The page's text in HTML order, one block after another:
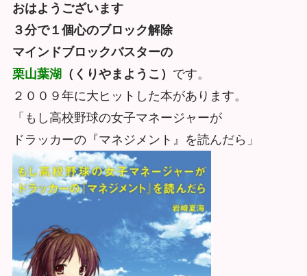
おはようございます
３分で１個心のブロック解除
マインドブロックバスターの
栗山葉湖 （くりやまようこ） です。
２００９年に大ヒットした本があります。
「もし高校野球の女子マネージャーが
ドラッカーの『マネジメント』を読んだら」